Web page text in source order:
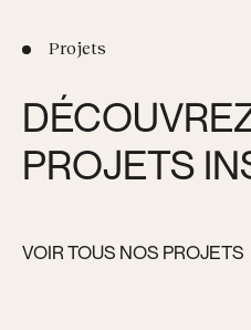
Projets
PROJETS
VOIR TOUS NOS PROJETS